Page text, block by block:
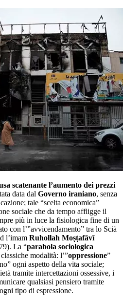
scatenante l’aumento dei prezzi
data dal Governo iraniano, senza
tale “scelta economica”
sociale che da tempo affligge il
più in luce la fisiologica fine di un
con l’”avvicendamento” tra lo Scià
l’imam Ruhollah Moṣṭafāvī
La “parabola sociologica
modalità: l’”oppressione”
ogni aspetto della vita sociale;
tramite intercettazioni ossessive, i
qualsiasi pensiero tramite
tipo di espressione.